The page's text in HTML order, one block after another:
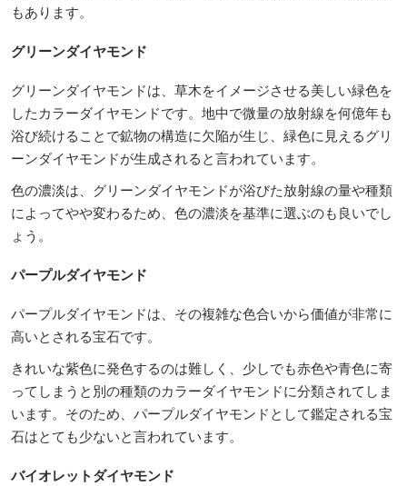
もあります。
グリーンダイヤモンド
グリーンダイヤモンドは、草木をイメージさせる美しい緑色を
したカラーダイヤモンドです。地中で微量の放射線を何億年も
浴び続けることで鉱物の構造に欠陥が生じ、緑色に見えるグリ
ーンダイヤモンドが生成されると言われています。
色の濃淡は、グリーンダイヤモンドが浴びた放射線の量や種類
によってやや変わるため、色の濃淡を基準に選ぶのも良いでし
ょう。
パープルダイヤモンド
パープルダイヤモンドは、その複雑な色合いから価値が非常に
高いとされる宝石です。
きれいな紫色に発色するのは難しく、少しでも赤色や青色に寄
ってしまうと別の種類のカラーダイヤモンドに分類されてしま
います。そのため、パープルダイヤモンドとして鑑定される宝
石はとても少ないと言われています。
バイオレットダイヤモンド